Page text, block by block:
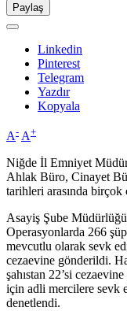
Paylaş
Linkedin
Pinterest
Telegram
Yazdır
Kopyala
A- A+
Niğde İl Emniyet
Ahlak Büro, Cinayet
tarihleri arasında birçok
Asayiş Şube Müdürlüğü
Operasyonlarda 266
mevcutlu olarak sevk
cezaevine gönderildi.
şahıstan 22’si
için adli mercilere sevk
denetlendi.